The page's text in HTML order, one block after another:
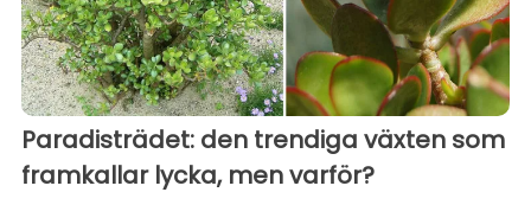
Paradisträdet: den trendiga växten som
framkallar lycka, men varför?